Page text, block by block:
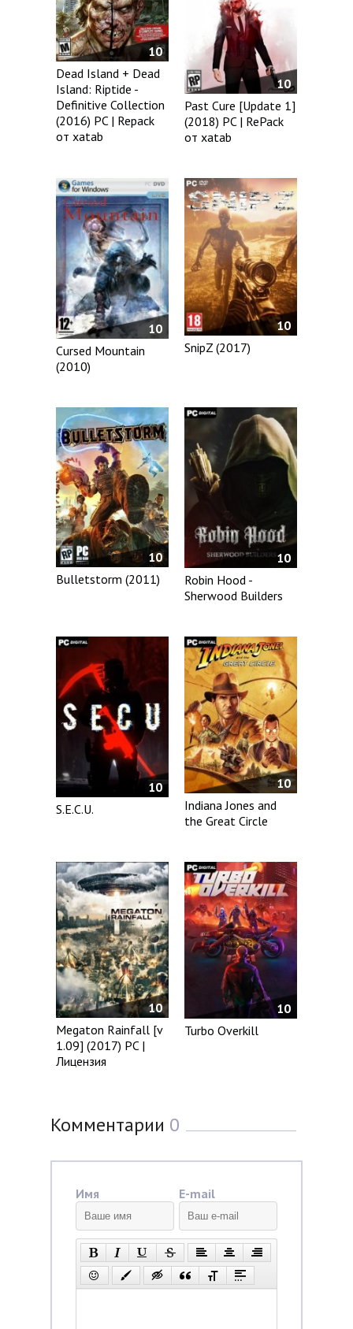
10
Dead Island + Dead
Island: Riptide -
Definitive Collection
(2016) PC | Repack
от xatab
10
Past Cure [Update 1]
(2018) PC | RePack
от xatab
10
Cursed Mountain
(2010)
10
SnipZ (2017)
10
Bulletstorm (2011)
10
Robin Hood -
Sherwood Builders
10
S.E.C.U.
10
Indiana Jones and
the Great Circle
10
Megaton Rainfall [v
1.09] (2017) PC |
Лицензия
10
Turbo Overkill
Комментарии 0
Имя E-mail